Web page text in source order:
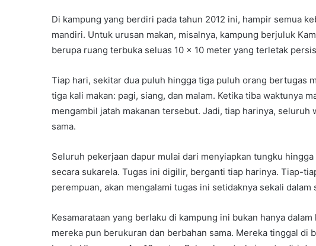
Di kampung yang berdiri pada tahun 2012 ini, hampir semua
mandiri. Untuk urusan makan, misalnya, kampung berjuluk
berupa ruang terbuka seluas 10 x 10 meter yang terletak
Tiap hari, sekitar dua puluh hingga tiga puluh orang bertugas
tiga kali makan: pagi, siang, dan malam. Ketika tiba waktunya
mengambil jatah makanan tersebut. Jadi, tiap harinya, seluruh
sama.
Seluruh pekerjaan dapur mulai dari menyiapkan tungku
secara sukarela. Tugas ini digilir, berganti tiap harinya. Tiap-
perempuan, akan mengalami tugas ini setidaknya sekali dalam
Kesamarataan yang berlaku di kampung ini bukan hanya
mereka pun berukuran dan berbahan sama. Mereka tinggal di